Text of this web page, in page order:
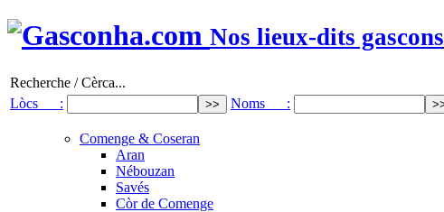
Nos lieux-dits gascons
Recherche / Cèrca...
Lòcs :
Noms :
Comenge & Coseran
Aran
Nébouzan
Savés
Còr de Comenge